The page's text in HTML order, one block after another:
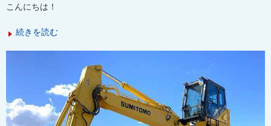
こんにちは！
続きを読む